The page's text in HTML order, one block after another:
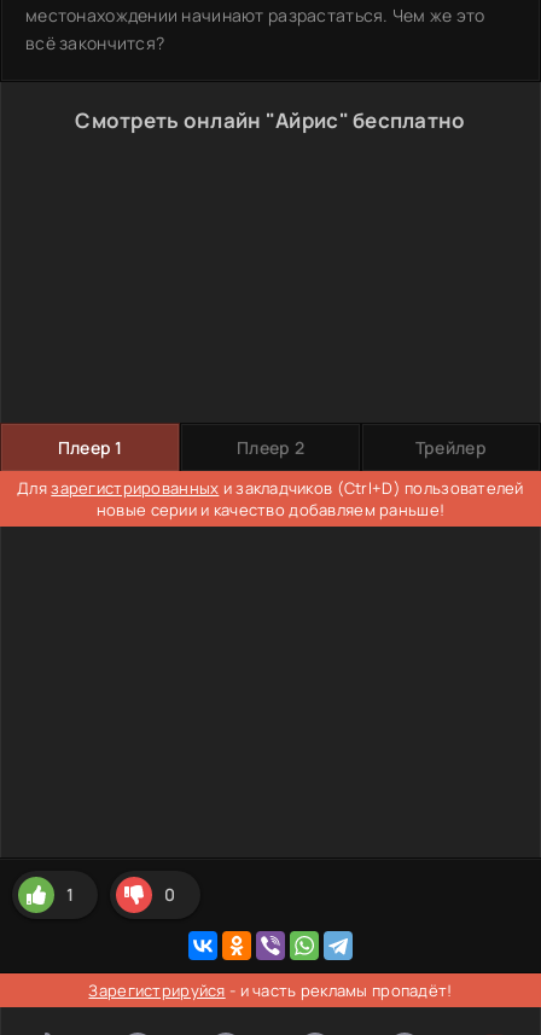
местонахождении начинают разрастаться. Чем же это
всё закончится?
Смотреть онлайн "Айрис" бесплатно
Плеер 1 Плеер 2 Трейлер
Длязарегистрированных и закладчиков (Ctrl+D) пользователей
новые серии и качество добавляем раньше!
1 0
Зарегистрируйся - и часть рекламы пропадёт!